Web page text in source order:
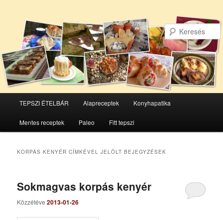
Tovább
az
elsődleges
Tovább
a
másodlagos
TEPSZI ÉTELBÁR Alapreceptek Konyhapatika
Mentes receptek Paleo Fitt tepszi
KORPÁS KENYÉR CÍMKÉVEL JELÖLT BEJEGYZÉSEK
Sokmagvas korpás kenyér
Közzétéve2013-01-26